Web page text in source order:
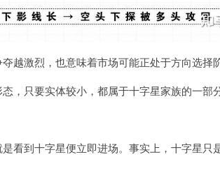
越激烈，也意味着市场可能正处于方向选择阶
，只要实体较小，都属于十字星家族的一部
看到十字星便立即进场。事实上，十字星